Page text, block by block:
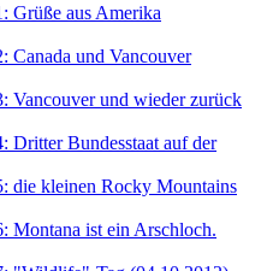
Grüße aus Amerika
Canada und Vancouver
Vancouver und wieder zurück
Dritter Bundesstaat auf der
die kleinen Rocky Mountains
Montana ist ein Arschloch.